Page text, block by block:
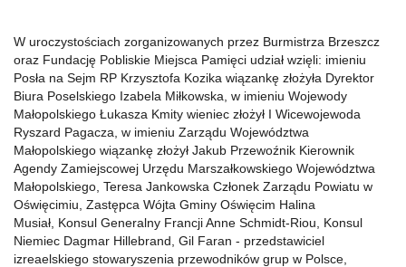
W uroczystościach zorganizowanych przez Burmistrza Brzeszcz
oraz Fundację Pobliskie Miejsca Pamięci udział wzięli: imieniu
Posła na Sejm RP Krzysztofa Kozika wiązankę złożyła Dyrektor
Biura Poselskiego Izabela Miłkowska, w imieniu Wojewody
Małopolskiego Łukasza Kmity wieniec złożył I Wicewojewoda
Ryszard Pagacza, w imieniu Zarządu Województwa
Małopolskiego wiązankę złożył Jakub Przewoźnik Kierownik
Agendy Zamiejscowej Urzędu Marszałkowskiego Województwa
Małopolskiego, Teresa Jankowska Członek Zarządu Powiatu w
Oświęcimiu, Zastępca Wójta Gminy Oświęcim Halina
Musiał, Konsul Generalny Francji Anne Schmidt-Riou, Konsul
Niemiec Dagmar Hillebrand, Gil Faran - przedstawiciel
izreaelskiego stowaryszenia przewodników grup w Polsce,